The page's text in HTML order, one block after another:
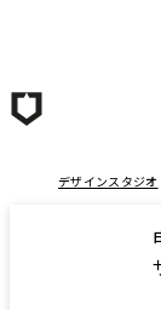
デザインスタジオ